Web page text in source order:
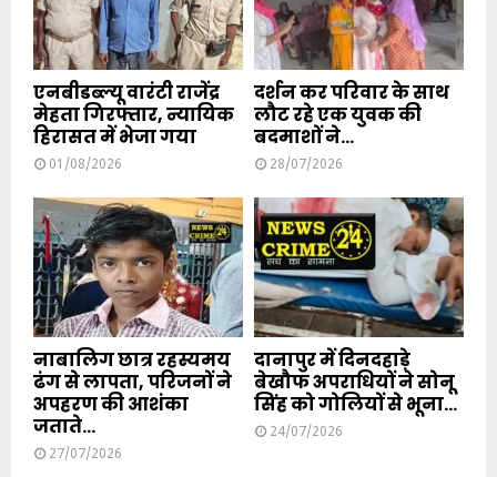
एनबीडब्ल्यू वारंटी राजेंद्र
मेहता गिरफ्तार, न्यायिक
हिरासत में भेजा गया
01/08/2026
दर्शन कर परिवार के साथ
लौट रहे एक युवक की
बदमाशों ने...
28/07/2026
नाबालिग छात्र रहस्यमय
ढंग से लापता, परिजनों ने
अपहरण की आशंका
जताते...
27/07/2026
दानापुर में दिनदहाड़े
बेखौफ अपराधियों ने सोनू
सिंह को गोलियों से भूना...
24/07/2026